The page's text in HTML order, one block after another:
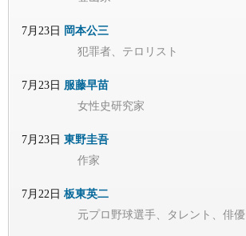
7月23日 岡本公三
犯罪者、テロリスト
7月23日 服藤早苗
女性史研究家
7月23日 東野圭吾
作家
7月22日 板東英二
元プロ野球選手、タレント、俳優